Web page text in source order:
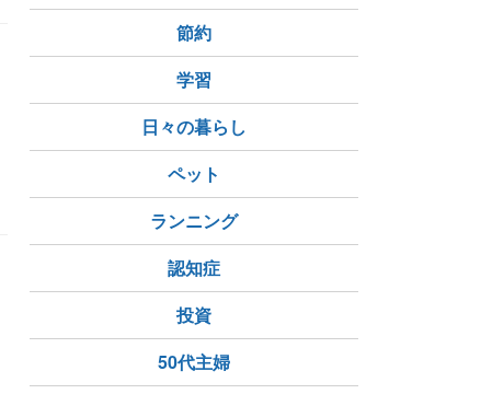
節約
学習
日々の暮らし
ペット
ランニング
認知症
投資
50代主婦